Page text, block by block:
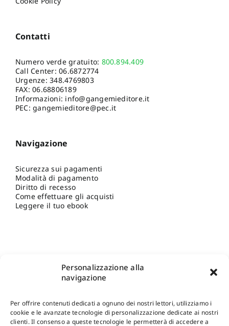
Personalizzazione alla
navigazione
Per offrire contenuti dedicati a ognuno dei nostri lettori, utilizziamo i
cookie e le avanzate tecnologie di personalizzazione dedicate ai nostri
clienti. Il consenso a queste tecnologie le permetterà di accedere a
Contatti
Numero verde gratuito: 800.894.409
Call Center:06.6872774
Urgenze:348.4769803
FAX: 06.68806189
Informazioni: info@gangemieditore.it
PEC: gangemieditore@pec.it
Navigazione
Sicurezza sui pagamenti
Modalità di pagamento
Diritto di recesso
Come effettuare gli acquisti
Leggere il tuo ebook